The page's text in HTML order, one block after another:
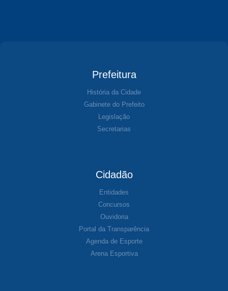
Prefeitura
História da Cidade
Gabinete do Prefeito
Legislação
Secretarias
Cidadão
Entidades
Concursos
Ouvidoria
Portal da Transparência
Agenda de Esporte
Arena Esportiva